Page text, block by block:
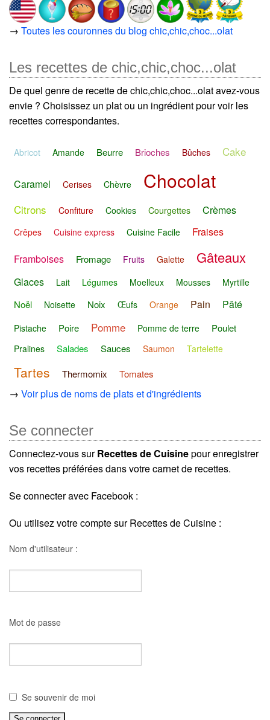
→ Toutes les couronnes du blog chic,chic,choc...olat
Les recettes de chic,chic,choc...olat
De quel genre de recette de chic,chic,choc...olat avez-vous
envie ? Choisissez un plat ou un ingrédient pour voir les
recettes correspondantes.
Abricot Amande Beurre Brioches Bûches Cake
Caramel Cerises Chèvre Chocolat
Citrons Confiture Cookies Courgettes Crèmes
Crêpes Cuisine express Cuisine Facile
Fraises
Framboises
Fromage Fruits Galette Gâteaux
Glaces Lait Légumes Moelleux Mousses Myrtille
Noël Noisette Noix Œufs Orange Pain Pâté
Pistache Poire Pomme Pomme de terre Poulet
Pralines Salades Sauces Saumon Tartelette
Tartes Thermomix Tomates
→ Voir plus de noms de plats et d'ingrédients
Se connecter
Connectez-vous surRecettes de Cuisinepour enregistrer
vos recettes préférées dans votre carnet de recettes.
Se connecter avec Facebook :
Ou utilisez votre compte sur Recettes de Cuisine :
Nom d'utilisateur :
Mot de passe
Se souvenir de moi